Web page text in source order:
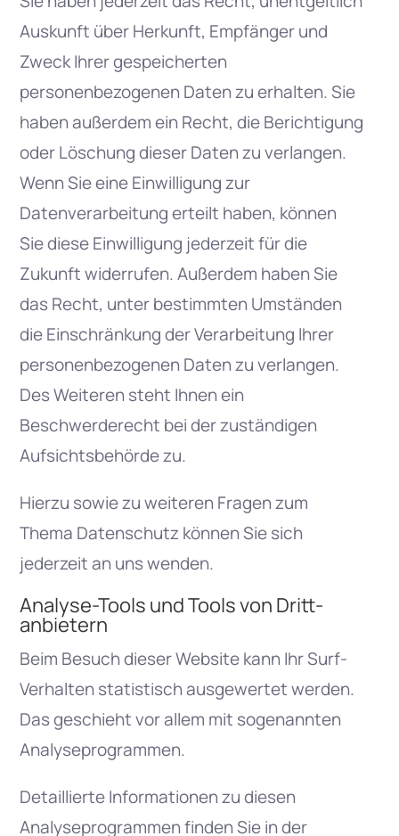
Auskunft über Herkunft, Empfänger und
Zweck Ihrer gespeicherten
personenbezogenen Daten zu erhalten. Sie
haben außerdem ein Recht, die Berichtigung
oder Löschung dieser Daten zu verlangen.
Wenn Sie eine Einwilligung zur
Datenverarbeitung erteilt haben, können
Sie diese Einwilligung jederzeit für die
Zukunft widerrufen. Außerdem haben Sie
das Recht, unter bestimmten Umständen
die Einschränkung der Verarbeitung Ihrer
personenbezogenen Daten zu verlangen.
Des Weiteren steht Ihnen ein
Beschwerderecht bei der zuständigen
Aufsichtsbehörde zu.
Hierzu sowie zu weiteren Fragen zum
Thema Datenschutz können Sie sich
jederzeit an uns wenden.
Analyse-Tools und Tools von Dritt­
anbietern
Beim Besuch dieser Website kann Ihr Surf-
Verhalten statistisch ausgewertet werden.
Das geschieht vor allem mit sogenannten
Analyseprogrammen.
Detaillierte Informationen zu diesen
Analyseprogrammen finden Sie in der